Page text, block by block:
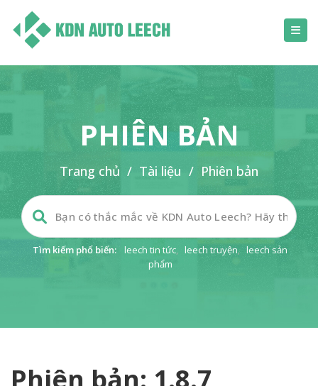
PHIÊN BẢN
Trang chủ / Tài liệu / Phiên bản
Tìm kiếm phổ biến: leech tin tức, leech truyện, leech sản
phẩm